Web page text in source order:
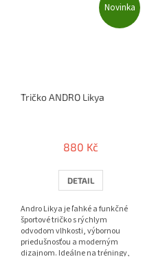
Novinka
Tričko ANDRO Likya
880 Kč
DETAIL
Andro Likya je ľahké a funkčné
športové tričko s rýchlym
odvodom vlhkosti, výbornou
priedušnosťou a moderným
dizajnom. Ideálne na tréningy,